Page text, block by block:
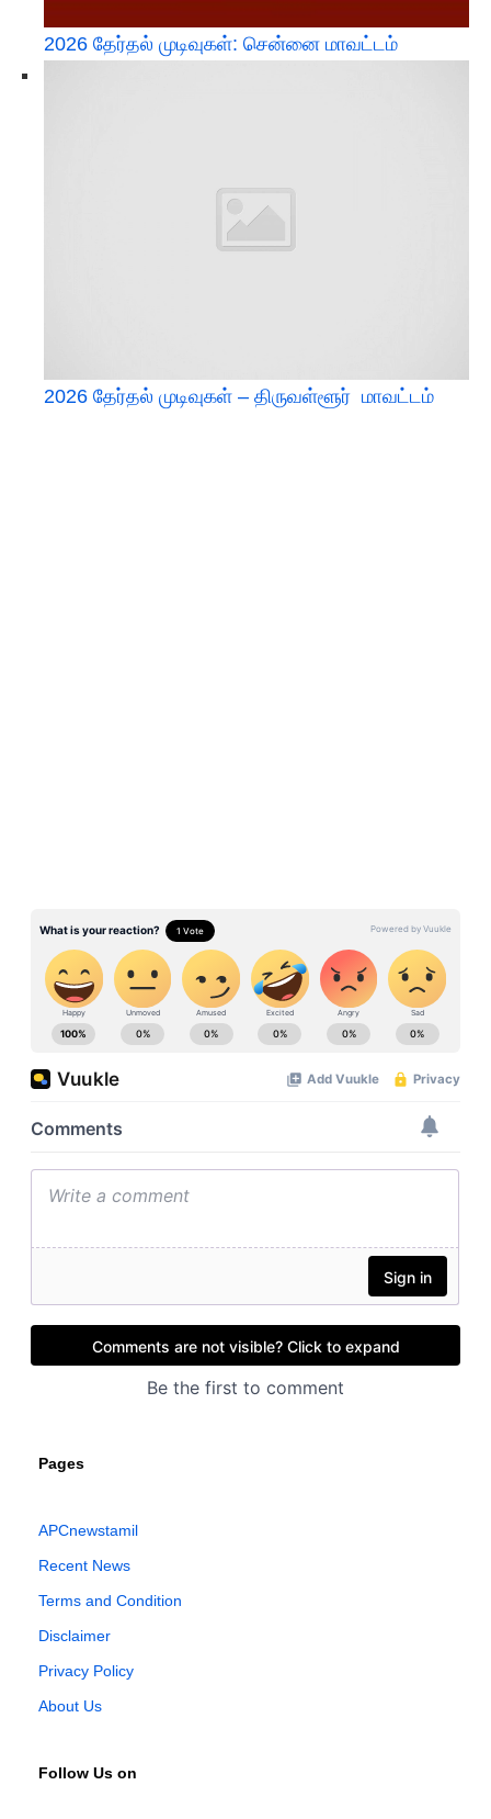
2026 தேர்தல் முடிவுகள்: சென்னை மாவட்டம்
2026 தேர்தல் முடிவுகள் – திருவள்ளூர் மாவட்டம்
Pages
APCnewstamil
Recent News
Terms and Condition
Disclaimer
Privacy Policy
About Us
Follow Us on